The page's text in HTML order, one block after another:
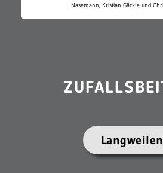
Nasemann, Kristian Gäckle und